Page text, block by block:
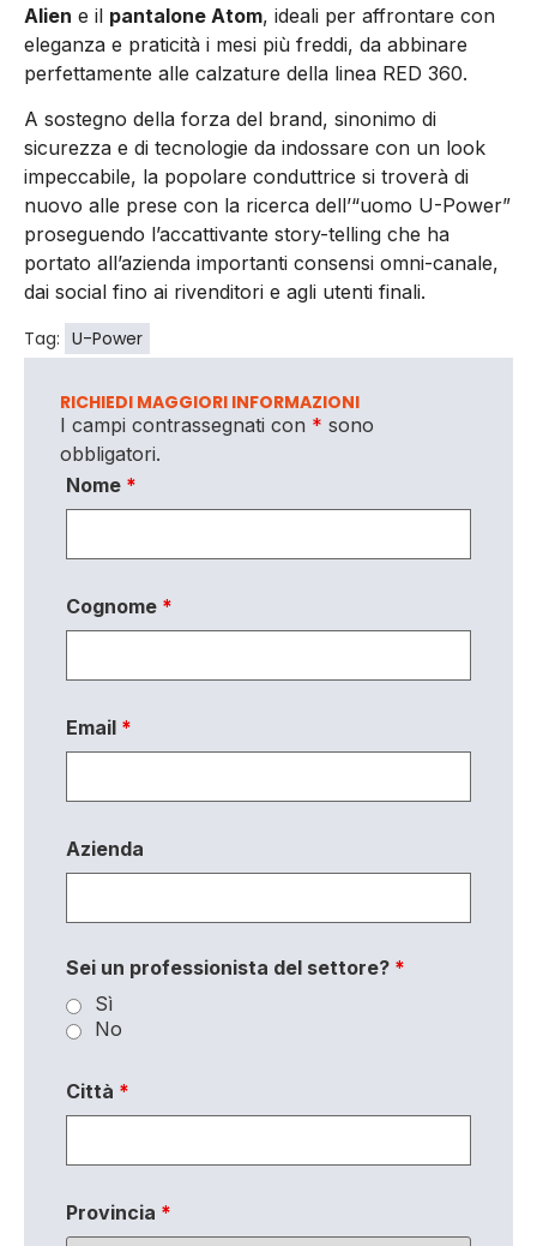
Alien e il pantalone Atom, ideali per affrontare con
eleganza e praticità i mesi più freddi, da abbinare
perfettamente alle calzature della linea RED 360.
A sostegno della forza del brand, sinonimo di
sicurezza e di tecnologie da indossare con un look
impeccabile, la popolare conduttrice si troverà di
nuovo alle prese con la ricerca dell’“uomo U-Power”
proseguendo l’accattivante story-telling che ha
portato all’azienda importanti consensi omni-canale,
dai social fino ai rivenditori e agli utenti finali.
Tag: U-Power
RICHIEDI MAGGIORI INFORMAZIONI
I campi contrassegnati con * sono
obbligatori.
Nome *
Cognome *
Email *
Azienda
Sei un professionista del settore? *
Sì
No
Città *
Provincia *